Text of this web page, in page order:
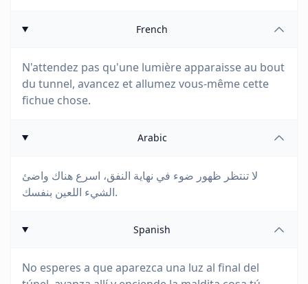
French
N'attendez pas qu'une lumière apparaisse au bout
du tunnel, avancez et allumez vous-même cette
fichue chose.
Arabic
لا تنتظر ظهور ضوء في نهاية النفق، اسرع هناك واضئ
الشيء اللعين بنفسك.
Spanish
No esperes a que aparezca una luz al final del